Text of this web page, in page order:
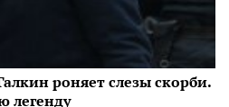
роняет слезы скорби.
легенду